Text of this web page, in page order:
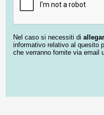
Nel caso si necessiti di
informativo relativo al quesito
che verranno fornite via email